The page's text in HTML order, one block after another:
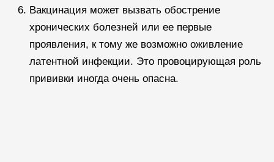
Вакцинация может вызвать обострение
хронических болезней или ее первые
проявления, к тому же возможно оживление
латентной инфекции. Это провоцирующая роль
прививки иногда очень опасна.